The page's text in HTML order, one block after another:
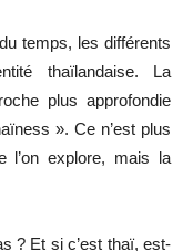
temps, les différents
thaïlandaise. La
plus approfondie
». Ce n’est plus
l’on explore, mais la
? Et si c’est thaï, est-